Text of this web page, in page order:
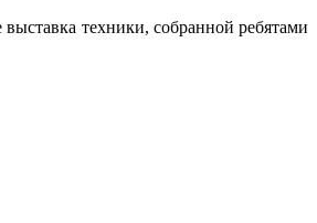
техники, собранной ребятами